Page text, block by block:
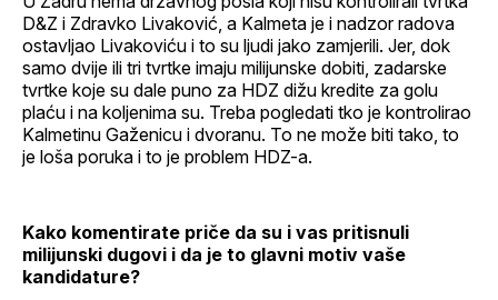
D&Z i Zdravko Livaković, a Kalmeta je i nadzor radova
ostavljao Livakoviću i to su ljudi jako zamjerili. Jer, dok
samo dvije ili tri tvrtke imaju milijunske dobiti, zadarske
tvrtke koje su dale puno za HDZ dižu kredite za golu
plaću i na koljenima su. Treba pogledati tko je kontrolirao
Kalmetinu Gaženicu i dvoranu. To ne može biti tako, to
je loša poruka i to je problem HDZ-a.
Kako komentirate priče da su i vas pritisnuli
milijunski dugovi i da je to glavni motiv vaše
kandidature?